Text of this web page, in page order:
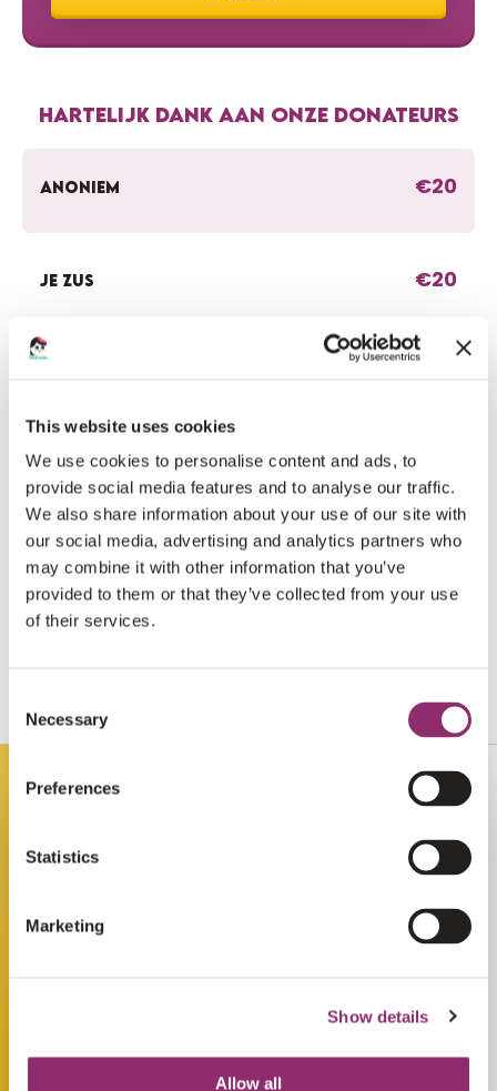
This website uses cookies
We use cookies to personalise content and ads, to
provide social media features and to analyse our traffic.
We also share information about your use of our site with
our social media, advertising and analytics partners who
may combine it with other information that you’ve
provided to them or that they’ve collected from your use
of their services.
Selection
Necessary
Preferences
Statistics
Marketing
Show details
Allow all
HARTELIJK DANK AAN ONZE DONATEURS
ANONIEM €20
JE ZUS €20
Lekker bezig maat!
€20
Kale. Goed bezig